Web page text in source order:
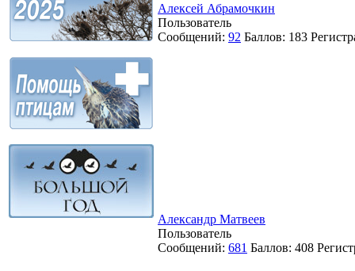
Алексей Абрамочкин
Пользователь
Сообщений: 92 Баллов: 183
Александр Матвеев
Пользователь
Сообщений: 681 Баллов: 408